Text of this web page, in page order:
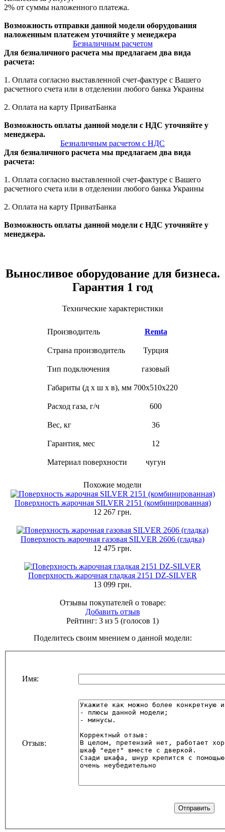
2% от суммы наложенного платежа.
Возможность отправки данной модели оборудования
наложенным платежем уточняйте у менеджера
Безналичным расчетом
Для безналичного расчета мы предлагаем два вида
расчета:
1. Оплата согласно выставленной счет-фактуре с Вашего
расчетного счета или в отделении любого банка Украины
2. Оплата на карту ПриватБанка
Возможность оплаты данной модели с НДС уточняйте у
менеджера.
Безналичным расчетом с НДС
Для безналичного расчета мы предлагаем два вида
расчета:
1. Оплата согласно выставленной счет-фактуре с Вашего
расчетного счета или в отделении любого банка Украины
2. Оплата на карту ПриватБанка
Возможность оплаты данной модели с НДС уточняйте у
менеджера.
Выносливое оборудование для бизнеса.
Гарантия 1 год
Технические характеристики
Производитель Remta
Страна производитель Турция
Тип подключения газовый
Габариты (д х ш x в), мм 700х510х220
Расход газа, г/ч 600
Вес, кг 36
Гарантия, мес 12
Материал поверхности чугун
Похожие модели
Поверхность жарочная SILVER 2151 (комбинированная)
12 267 грн.
Поверхность жарочная газовая SILVER 2606 (гладка)
12 475 грн.
Поверхность жарочная гладкая 2151 DZ-SILVER
13 099 грн.
Отзывы покупателей о товаре:
Добавить отзыв
Рейтинг: 3 из 5 (голосов 1)
Поделитесь своим мнением о данной модели:
Имя:
Отзыв: